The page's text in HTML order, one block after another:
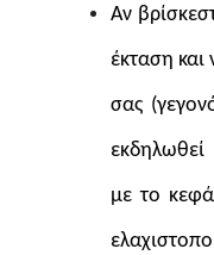
Αν
έκταση και
σας
με το